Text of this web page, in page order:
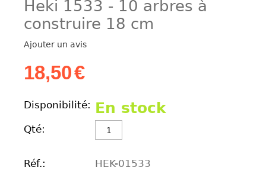
Heki 1533 - 10 arbres à
construire 18 cm
Ajouter un avis
18,50€
Disponibilité: En stock
Qté:
Réf.: HEK-01533